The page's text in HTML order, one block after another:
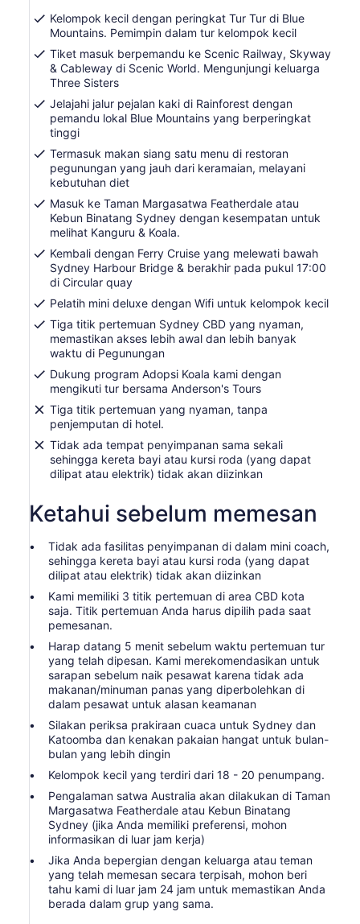
adalah
Rp3.227.409
per
dewasa
Kelompok kecil dengan peringkat Tur Tur di Blue
Mountains. Pemimpin dalam tur kelompok kecil
Tiket masuk berpemandu ke Scenic Railway, Skyway
& Cableway di Scenic World. Mengunjungi keluarga
Three Sisters
Jelajahi jalur pejalan kaki di Rainforest dengan
pemandu lokal Blue Mountains yang berperingkat
tinggi
Termasuk makan siang satu menu di restoran
pegunungan yang jauh dari keramaian, melayani
kebutuhan diet
Masuk ke Taman Margasatwa Featherdale atau
Kebun Binatang Sydney dengan kesempatan untuk
melihat Kanguru & Koala.
Kembali dengan Ferry Cruise yang melewati bawah
Sydney Harbour Bridge & berakhir pada pukul 17:00
di Circular quay
Pelatih mini deluxe dengan Wifi untuk kelompok kecil
Tiga titik pertemuan Sydney CBD yang nyaman,
memastikan akses lebih awal dan lebih banyak
waktu di Pegunungan
Dukung program Adopsi Koala kami dengan
mengikuti tur bersama Anderson's Tours
Tiga titik pertemuan yang nyaman, tanpa
penjemputan di hotel.
Tidak ada tempat penyimpanan sama sekali
sehingga kereta bayi atau kursi roda (yang dapat
dilipat atau elektrik) tidak akan diizinkan
Ketahui sebelum memesan
Tidak ada fasilitas penyimpanan di dalam mini coach,
sehingga kereta bayi atau kursi roda (yang dapat
dilipat atau elektrik) tidak akan diizinkan
Kami memiliki 3 titik pertemuan di area CBD kota
saja. Titik pertemuan Anda harus dipilih pada saat
pemesanan.
Harap datang 5 menit sebelum waktu pertemuan tur
yang telah dipesan. Kami merekomendasikan untuk
sarapan sebelum naik pesawat karena tidak ada
makanan/minuman panas yang diperbolehkan di
dalam pesawat untuk alasan keamanan
Silakan periksa prakiraan cuaca untuk Sydney dan
Katoomba dan kenakan pakaian hangat untuk bulan-
bulan yang lebih dingin
Kelompok kecil yang terdiri dari 18 - 20 penumpang.
Pengalaman satwa Australia akan dilakukan di Taman
Margasatwa Featherdale atau Kebun Binatang
Sydney (jika Anda memiliki preferensi, mohon
informasikan di luar jam kerja)
Jika Anda bepergian dengan keluarga atau teman
yang telah memesan secara terpisah, mohon beri
tahu kami di luar jam 24 jam untuk memastikan Anda
berada dalam grup yang sama.